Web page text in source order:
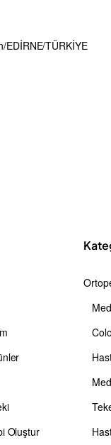
EDİRNE/TÜRKİYE
Oluştur